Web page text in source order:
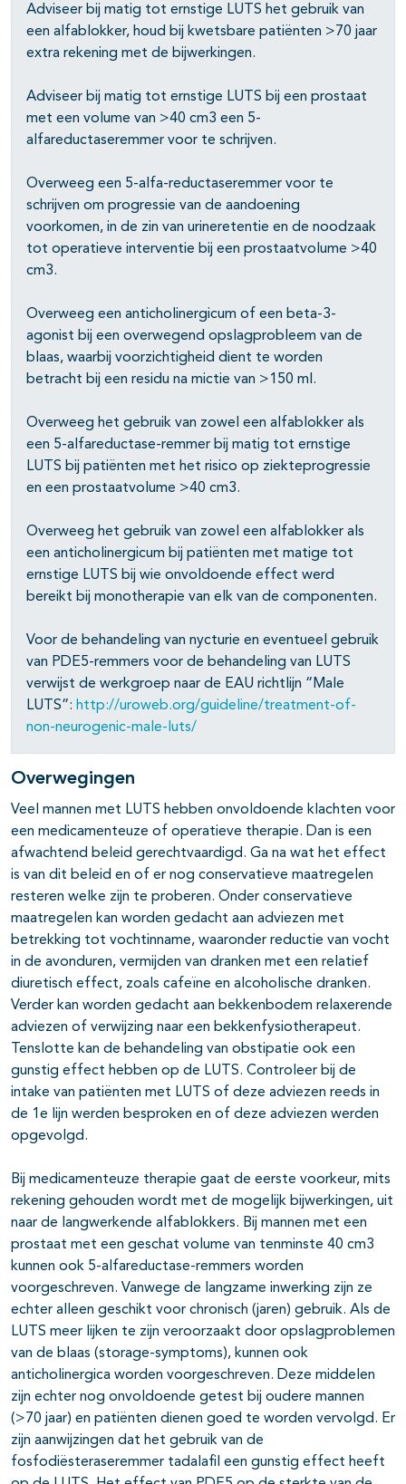
Adviseer bij matig tot ernstige LUTS het gebruik van
een alfablokker, houd bij kwetsbare patiënten >70 jaar
extra rekening met de bijwerkingen.
Adviseer bij matig tot ernstige LUTS bij een prostaat
met een volume van >40 cm3 een 5-
alfareductaseremmer voor te schrijven.
Overweeg een 5-alfa-reductaseremmer voor te
schrijven om progressie van de aandoening
voorkomen, in de zin van urineretentie en de noodzaak
tot operatieve interventie bij een prostaatvolume >40
cm3.
Overweeg een anticholinergicum of een beta-3-
agonist bij een overwegend opslagprobleem van de
blaas, waarbij voorzichtigheid dient te worden
betracht bij een residu na mictie van >150 ml.
Overweeg het gebruik van zowel een alfablokker als
een 5-alfareductase-remmer bij matig tot ernstige
LUTS bij patiënten met het risico op ziekteprogressie
en een prostaatvolume >40 cm3.
Overweeg het gebruik van zowel een alfablokker als
een anticholinergicum bij patiënten met matige tot
ernstige LUTS bij wie onvoldoende effect werd
bereikt bij monotherapie van elk van de componenten.
Voor de behandeling van nycturie en eventueel gebruik
van PDE5-remmers voor de behandeling van LUTS
verwijst de werkgroep naar de EAU richtlijn “Male
LUTS”: http://uroweb.org/guideline/treatment-of-
non-neurogenic-male-luts/
Overwegingen
Veel mannen met LUTS hebben onvoldoende klachten voor
een medicamenteuze of operatieve therapie. Dan is een
afwachtend beleid gerechtvaardigd. Ga na wat het effect
is van dit beleid en of er nog conservatieve maatregelen
resteren welke zijn te proberen. Onder conservatieve
maatregelen kan worden gedacht aan adviezen met
betrekking tot vochtinname, waaronder reductie van vocht
in de avonduren, vermijden van dranken met een relatief
diuretisch effect, zoals cafeïne en alcoholische dranken.
Verder kan worden gedacht aan bekkenbodem relaxerende
adviezen of verwijzing naar een bekkenfysiotherapeut.
Tenslotte kan de behandeling van obstipatie ook een
gunstig effect hebben op de LUTS. Controleer bij de
intake van patiënten met LUTS of deze adviezen reeds in
de 1e lijn werden besproken en of deze adviezen werden
opgevolgd.
Bij medicamenteuze therapie gaat de eerste voorkeur, mits
rekening gehouden wordt met de mogelijk bijwerkingen, uit
naar de langwerkende alfablokkers. Bij mannen met een
prostaat met een geschat volume van tenminste 40 cm3
kunnen ook 5-alfareductase-remmers worden
voorgeschreven. Vanwege de langzame inwerking zijn ze
echter alleen geschikt voor chronisch (jaren) gebruik. Als de
LUTS meer lijken te zijn veroorzaakt door opslagproblemen
van de blaas (storage-symptoms), kunnen ook
anticholinergica worden voorgeschreven. Deze middelen
zijn echter nog onvoldoende getest bij oudere mannen
(>70 jaar) en patiënten dienen goed te worden vervolgd. Er
zijn aanwijzingen dat het gebruik van de
fosfodiësteraseremmer tadalafil een gunstig effect heeft